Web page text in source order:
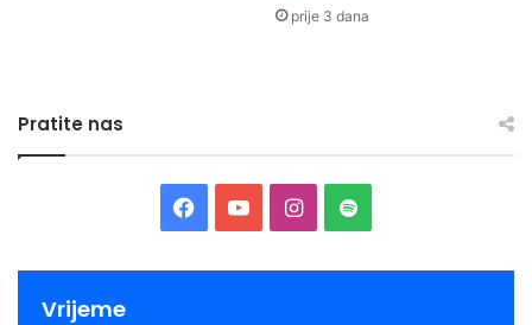
prije 3 dana
Pratite nas
Facebook
YouTubeInstagram
Spotify
Vrijeme